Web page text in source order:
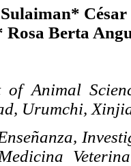
Rosa Berta
of Animal
Urumchi,